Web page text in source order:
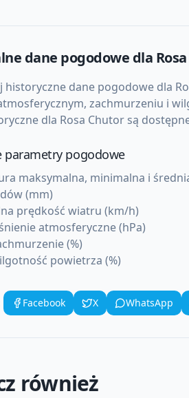
dane pogodowe dla
historyczne dane pogodowe dla
zachmurzeniu i
dla Rosa Chutor są
parametry pogodowe
maksymalna, minimalna i
(mm)
prędkość wiatru (km/h)
atmosferyczne (hPa)
(%)
powietrza (%)
Facebook X WhatsApp
również